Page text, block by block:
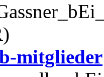
mitglieder